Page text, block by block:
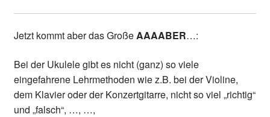
Jetzt kommt aber das GroßeAAAABER…:
Bei der Ukulele gibt es nicht (ganz) so viele
eingefahrene Lehrmethoden wie z.B. bei der Violine,
dem Klavier oder der Konzertgitarre, nicht so viel „richtig“
und „falsch“, …, …,